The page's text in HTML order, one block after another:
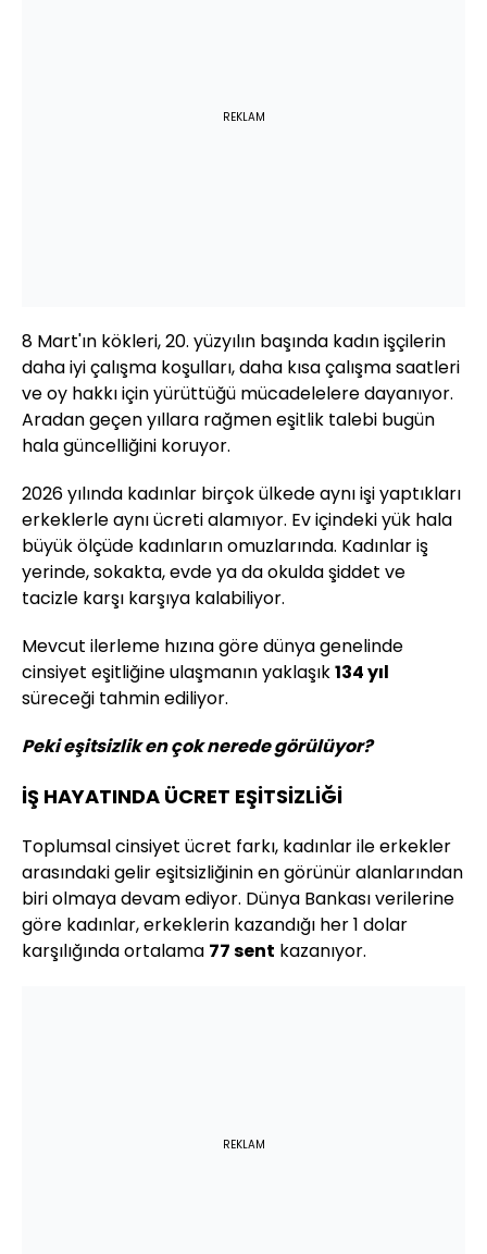
REKLAM
8 Mart'ın kökleri, 20. yüzyılın başında kadın işçilerin
daha iyi çalışma koşulları, daha kısa çalışma saatleri
ve oy hakkı için yürüttüğü mücadelelere dayanıyor.
Aradan geçen yıllara rağmen eşitlik talebi bugün
hala güncelliğini koruyor.
2026 yılında kadınlar birçok ülkede aynı işi yaptıkları
erkeklerle aynı ücreti alamıyor. Ev içindeki yük hala
büyük ölçüde kadınların omuzlarında. Kadınlar iş
yerinde, sokakta, evde ya da okulda şiddet ve
tacizle karşı karşıya kalabiliyor.
Mevcut ilerleme hızına göre dünya genelinde
cinsiyet eşitliğine ulaşmanın yaklaşık134 yıl
süreceği tahmin ediliyor.
Peki eşitsizlik en çok nerede görülüyor?
İŞ HAYATINDA ÜCRET EŞİTSİZLİĞİ
Toplumsal cinsiyet ücret farkı, kadınlar ile erkekler
arasındaki gelir eşitsizliğinin en görünür alanlarından
biri olmaya devam ediyor. Dünya Bankası verilerine
göre kadınlar, erkeklerin kazandığı her 1 dolar
karşılığında ortalama 77 sent kazanıyor.
REKLAM